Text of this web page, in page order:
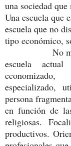
una sociedad que
Una escuela que
escuela que no
tipo económico,
No me
escuela
especializado,
persona
en función de
religiosas.
productivos.